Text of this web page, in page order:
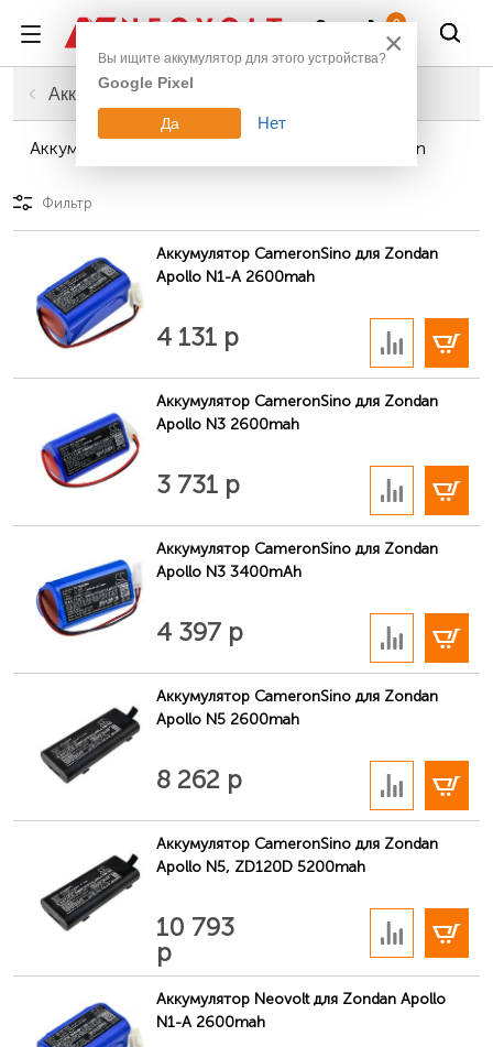
0
Главная
Промышленное оборудование
Аккумуляторы для медицинской техники
Аккумуляторы для медицинской техники Zondan
Фильтр
Аккумулятор CameronSino для Zondan
Apollo N1-A 2600mah
4 131 р
Аккумулятор CameronSino для Zondan
Apollo N3 2600mah
3 731 р
Аккумулятор CameronSino для Zondan
Apollo N3 3400mAh
4 397 р
Аккумулятор CameronSino для Zondan
Apollo N5 2600mah
8 262 р
Аккумулятор CameronSino для Zondan
Apollo N5, ZD120D 5200mah
10 793
р
Аккумулятор Neovolt для Zondan Apollo
N1-A 2600mah
×
Вы ищите аккумулятор для этого устройства?
Google Pixel
Да Нет